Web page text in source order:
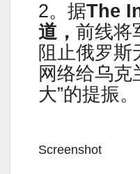
2。据The
道， 前线将
阻止俄罗斯
网络给乌克
大”的提振。
Screenshot